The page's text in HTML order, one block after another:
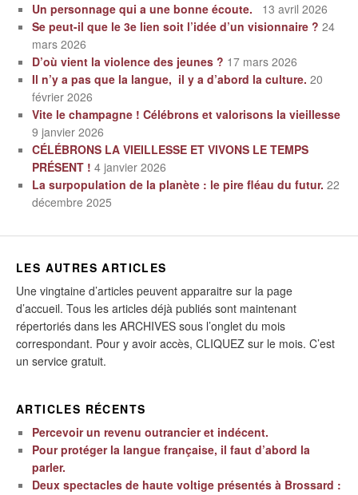
Un personnage qui a une bonne écoute.
13 avril 2026
Se peut-il que le 3e lien soit l’idée d’un visionnaire ? 24
mars 2026
D’où vient la violence des jeunes ? 17 mars 2026
Il n’y a pas que la langue, il y a d’abord la culture. 20
février 2026
Vite le champagne ! Célébrons et valorisons la vieillesse
9 janvier 2026
CÉLÉBRONS LA VIEILLESSE ET VIVONS LE TEMPS
PRÉSENT ! 4 janvier 2026
La surpopulation de la planète : le pire fléau du futur. 22
décembre 2025
LES AUTRES ARTICLES
Une vingtaine d’articles peuvent apparaitre sur la page
d’accueil. Tous les articles déjà publiés sont maintenant
répertoriés dans les ARCHIVES sous l’onglet du mois
correspondant. Pour y avoir accès, CLIQUEZ sur le mois. C’est
un service gratuit.
ARTICLES RÉCENTS
Percevoir un revenu outrancier et indécent.
Pour protéger la langue française, il faut d’abord la
parler.
Deux spectacles de haute voltige présentés à Brossard :